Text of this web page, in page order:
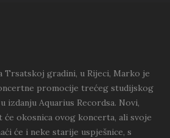
gradini, u Rijeci, Marko je
promocije trećeg studijskog
izdanju Aquarius Recordsa. Novi,
će okosnica ovog koncerta, ali svoje
će i neke starije uspješnice, s